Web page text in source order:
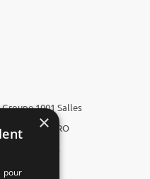
Groupe 1001 Salles
1001 Salles PRO
1001 Traiteurs
1001 Artistes
×
pour